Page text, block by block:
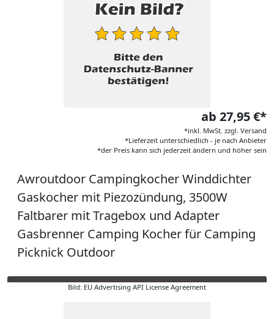
ab 27,95 €*
*inkl. MwSt. zzgl. Versand
*Lieferzeit unterschiedlich - je nach Anbieter
*der Preis kann sich jederzeit ändern und höher sein
Awroutdoor Campingkocher Winddichter
Gaskocher mit Piezozündung, 3500W
Faltbarer mit Tragebox und Adapter
Gasbrenner Camping Kocher für Camping
Picknick Outdoor
Bild: EU Advertising API License Agreement